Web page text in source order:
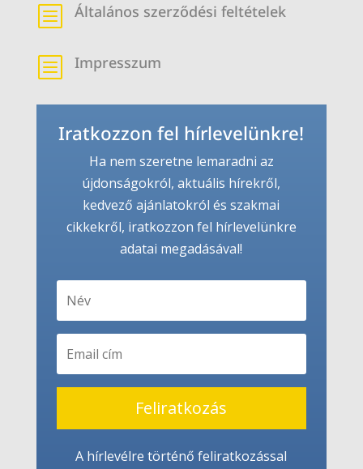
b Általános szerződési feltételek
b Impresszum
Iratkozzon fel hírlevelünkre!
Ha nem szeretne lemaradni az
újdonságokról, aktuális hírekről,
kedvező ajánlatokról és szakmai
cikkekről, iratkozzon fel hírlevelünkre
adatai megadásával!
Feliratkozás
A hírlevélre történő feliratkozással